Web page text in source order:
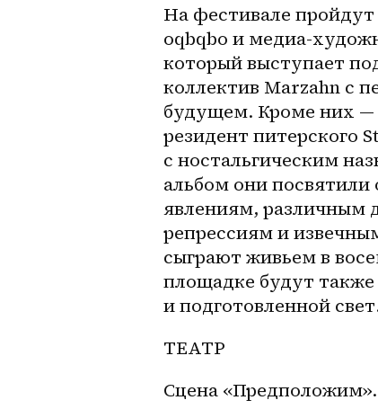
На фестивале
oqbqbo и медиа-
который выступает
коллектив Marzahn с
будущем. Кроме них —
резидент питерского
с ностальгическим
альбом они посвятили
явлениям, различным
репрессиям и
сыграют живьем в
площадке будут
и подготовленной
ТЕАТР
Сцена